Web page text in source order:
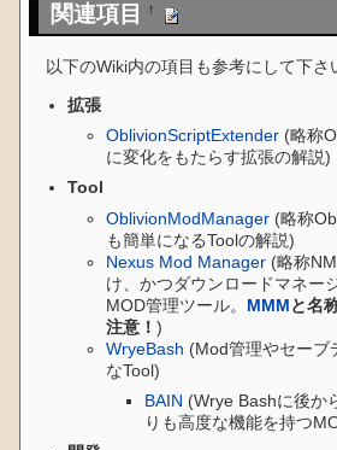
関連項目†
以下のWiki内の項目も参考にして下さ
拡張
OblivionScriptExtender (略称
に変化をもたらす拡張の解説)
Tool
OblivionModManager (略称
も簡単になるToolの解説)
Nexus Mod Manager (略称
け、かつダウンロードマネー
MOD管理ツール。 MMMと名
注意！)
WryeBash (Mod管理やセーブ
なTool)
BAIN (Wrye Bashに後か
りも高度な機能を持つ